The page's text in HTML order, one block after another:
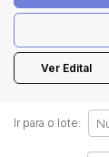
Ver Edital
Ir para o lote: